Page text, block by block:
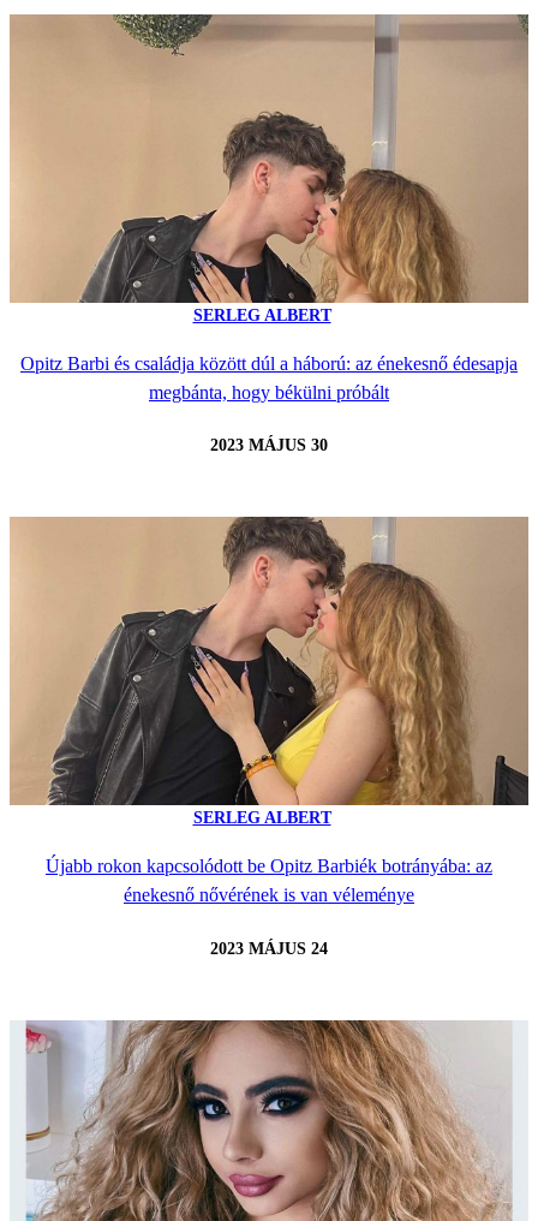
SERLEG ALBERT
Opitz Barbi és családja között dúl a háború: az énekesnő édesapja
megbánta, hogy békülni próbált
2023 MÁJUS 30
SERLEG ALBERT
Újabb rokon kapcsolódott be Opitz Barbiék botrányába: az
énekesnő nővérének is van véleménye
2023 MÁJUS 24